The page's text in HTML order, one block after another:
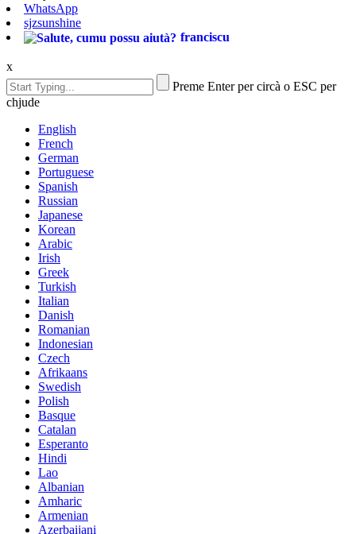
WhatsApp
sjzsunshine
franciscu
x
Preme Enter per circà o ESC per
chjude
English
French
German
Portuguese
Spanish
Russian
Japanese
Korean
Arabic
Irish
Greek
Turkish
Italian
Danish
Romanian
Indonesian
Czech
Afrikaans
Swedish
Polish
Basque
Catalan
Esperanto
Hindi
Lao
Albanian
Amharic
Armenian
Azerbaijani